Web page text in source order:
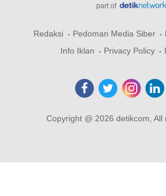
part of
Redaksi Pedoman Media Siber
Info Iklan
Privacy Policy
Copyright @ 2026 detikcom, All